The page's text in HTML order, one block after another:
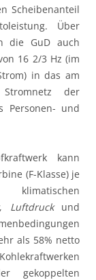
Scheibenanteil
Über
die GuD auch
16 2/3 Hz (im
in das am
Stromnetz der
Personen- und
kann
(F-Klasse) je
, Luftdruckund
als 58% netto
gekoppelten